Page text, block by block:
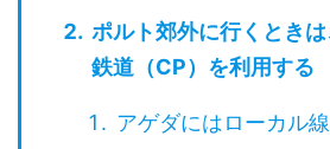
ポルト郊外に行くとき
鉄道（CP）を利用する
アゲダにはローカル